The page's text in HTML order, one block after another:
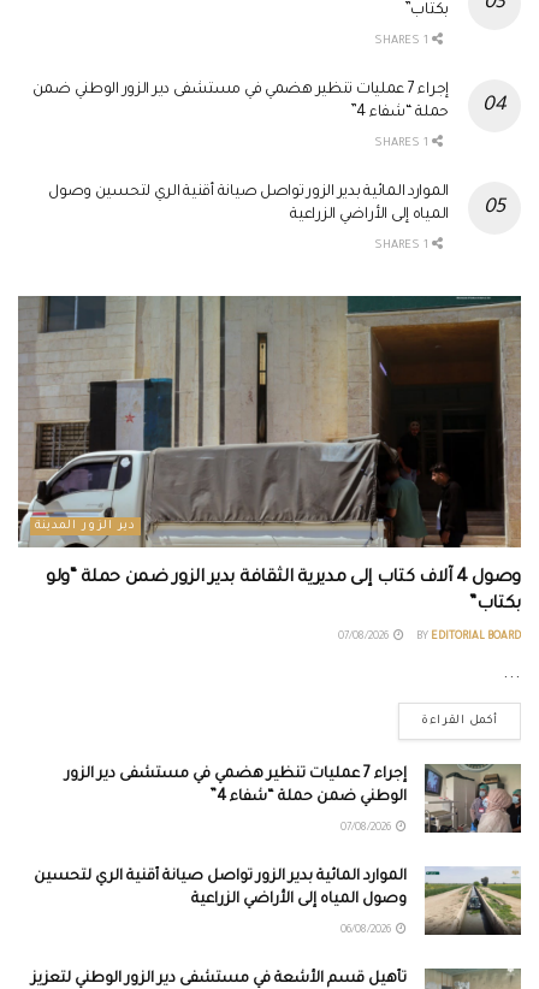
بكتاب”
إجراء 7 عمليات تنظير هضمي في مستشفى دير الزور الوطني ضمن
حملة “شفاء 4”
الموارد المائية بدير الزور تواصل صيانة أقنية الري لتحسين وصول
المياه إلى الأراضي الزراعية
دير الزور المدينة
وصول 4 آلاف كتاب إلى مديرية الثقافة بدير الزور ضمن حملة “ولو
بكتاب”
BY EDITORIAL BOARD
...
أكمل القراءة
إجراء 7 عمليات تنظير هضمي في مستشفى دير الزور
الوطني ضمن حملة “شفاء 4”
الموارد المائية بدير الزور تواصل صيانة أقنية الري لتحسين
وصول المياه إلى الأراضي الزراعية
تأهيل قسم الأشعة في مستشفى دير الزور الوطني لتعزيز